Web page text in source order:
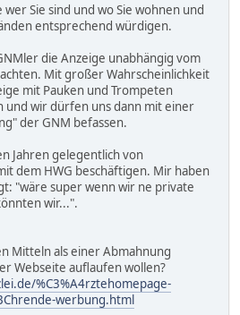
Sie sind und wo Sie wohnen und
entsprechend würdigen.
die Anzeige unabhängig vom
Mit großer Wahrscheinlichkeit
mit Pauken und Trompeten
und wir dürfen uns dann mit einer
der GNM befassen.
Jahren gelegentlich von
dem HWG beschäftigen. Mir haben
"wäre super wenn wir ne private
wir...".
Mitteln als einer Abmahnung
Webseite auflaufen wollen?
%C3%A4rztehomepage-
werbung.html